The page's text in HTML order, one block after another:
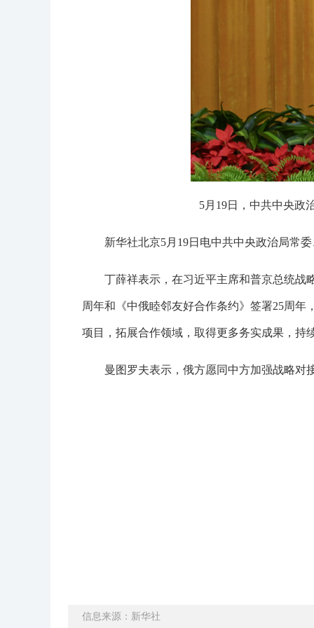
5月19日，中共中央政
新华社北京5月19日电中共中央政治局常
丁薛祥表示，在习近平主席和普京总统战
周年和《中俄睦邻友好合作条约》签署25周
项目，拓展合作领域，取得更多务实成果，持
曼图罗夫表示，俄方愿同中方加强战略对
信息来源：新华社